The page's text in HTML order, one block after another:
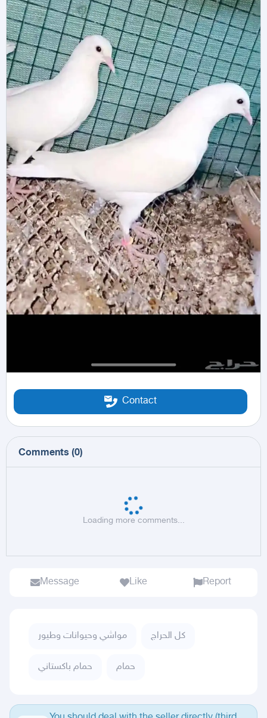
Contact
Comments (0)
Loading more comments...
Message Like Report
مواشي وحيوانات وطيور كل الحراج
حمام باكستاني حمام